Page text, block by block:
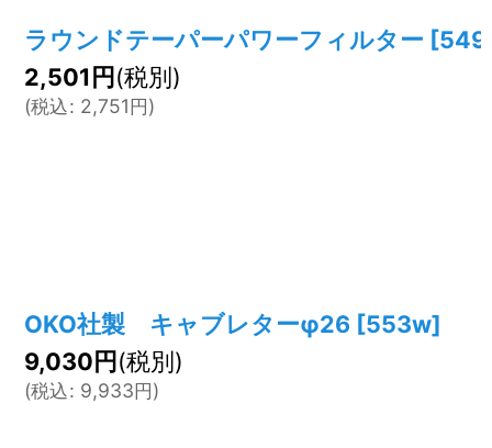
ラウンドテーパーパワーフィルター [
2,501 円 (税別)
(税込: 2,751円)
OKO社製 キャブレターφ26 [553w]
9,030円 (税別)
(税込: 9,933円)